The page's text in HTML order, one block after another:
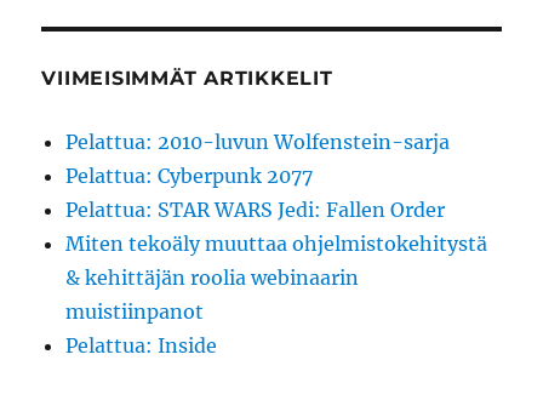
VIIMEISIMMÄT ARTIKKELIT
Pelattua: 2010-luvun Wolfenstein-sarja
Pelattua: Cyberpunk 2077
Pelattua: STAR WARS Jedi: Fallen Order
Miten tekoäly muuttaa ohjelmistokehitystä
& kehittäjän roolia webinaarin
muistiinpanot
Pelattua: Inside